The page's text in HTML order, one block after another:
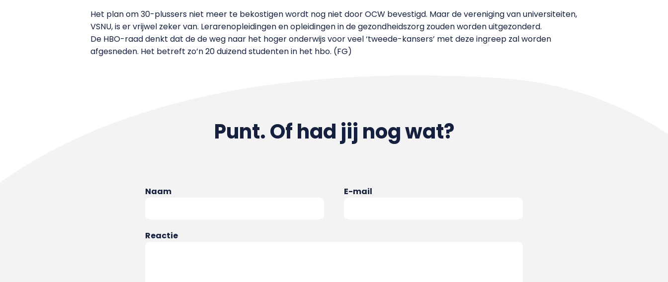
Het plan om 30-plussers niet meer te bekostigen wordt nog niet door OCW bevestigd. Maar de vereniging van universiteiten,
VSNU, is er vrijwel zeker van. Lerarenopleidingen en opleidingen in de gezondheidszorg zouden worden uitgezonderd.
De HBO-raad denkt dat de de weg naar het hoger onderwijs voor veel ‘tweede-kansers’ met deze ingreep zal worden
afgesneden. Het betreft zo’n 20 duizend studenten in het hbo. (FG)
Punt. Of had jij nog wat?
Naam E-mail
Reactie